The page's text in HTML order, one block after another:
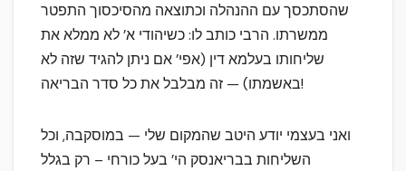
שהסתכסך עם ההנהלה וכתוצאה מהסיכסוך התפטר
ממשרתו. הרבי כותב לו: כשיהודי א’ לא ממלא את
שליחותו בעלמא דין (אפי’ אם ניתן להגיד שזה לא
באשמתו) — זה מבלבל את כל סדר הבריאה!
ואני בעצמי יודע היטב שהמקום שלי — במוסקבה, וכל
השליחות בבריאנסק הי’ בעל כורחי – רק בגלל